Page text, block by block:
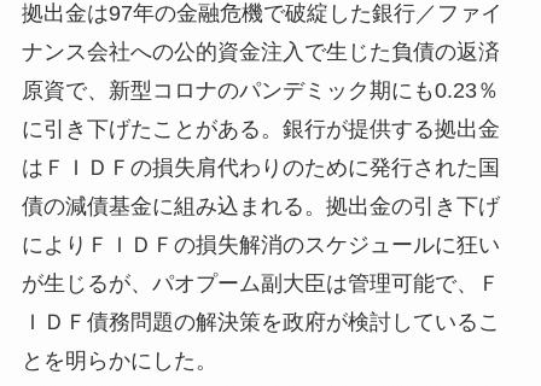
拠出金は97年の金融危機で破綻した銀行／ファイ
ナンス会社への公的資金注入で生じた負債の返済
原資で、新型コロナのパンデミック期にも0.23％
に引き下げたことがある。銀行が提供する拠出金
はＦＩＤＦの損失肩代わりのために発行された国
債の減債基金に組み込まれる。拠出金の引き下げ
によりＦＩＤＦの損失解消のスケジュールに狂い
が生じるが、パオプーム副大臣は管理可能で、Ｆ
ＩＤＦ債務問題の解決策を政府が検討しているこ
とを明らかにした。